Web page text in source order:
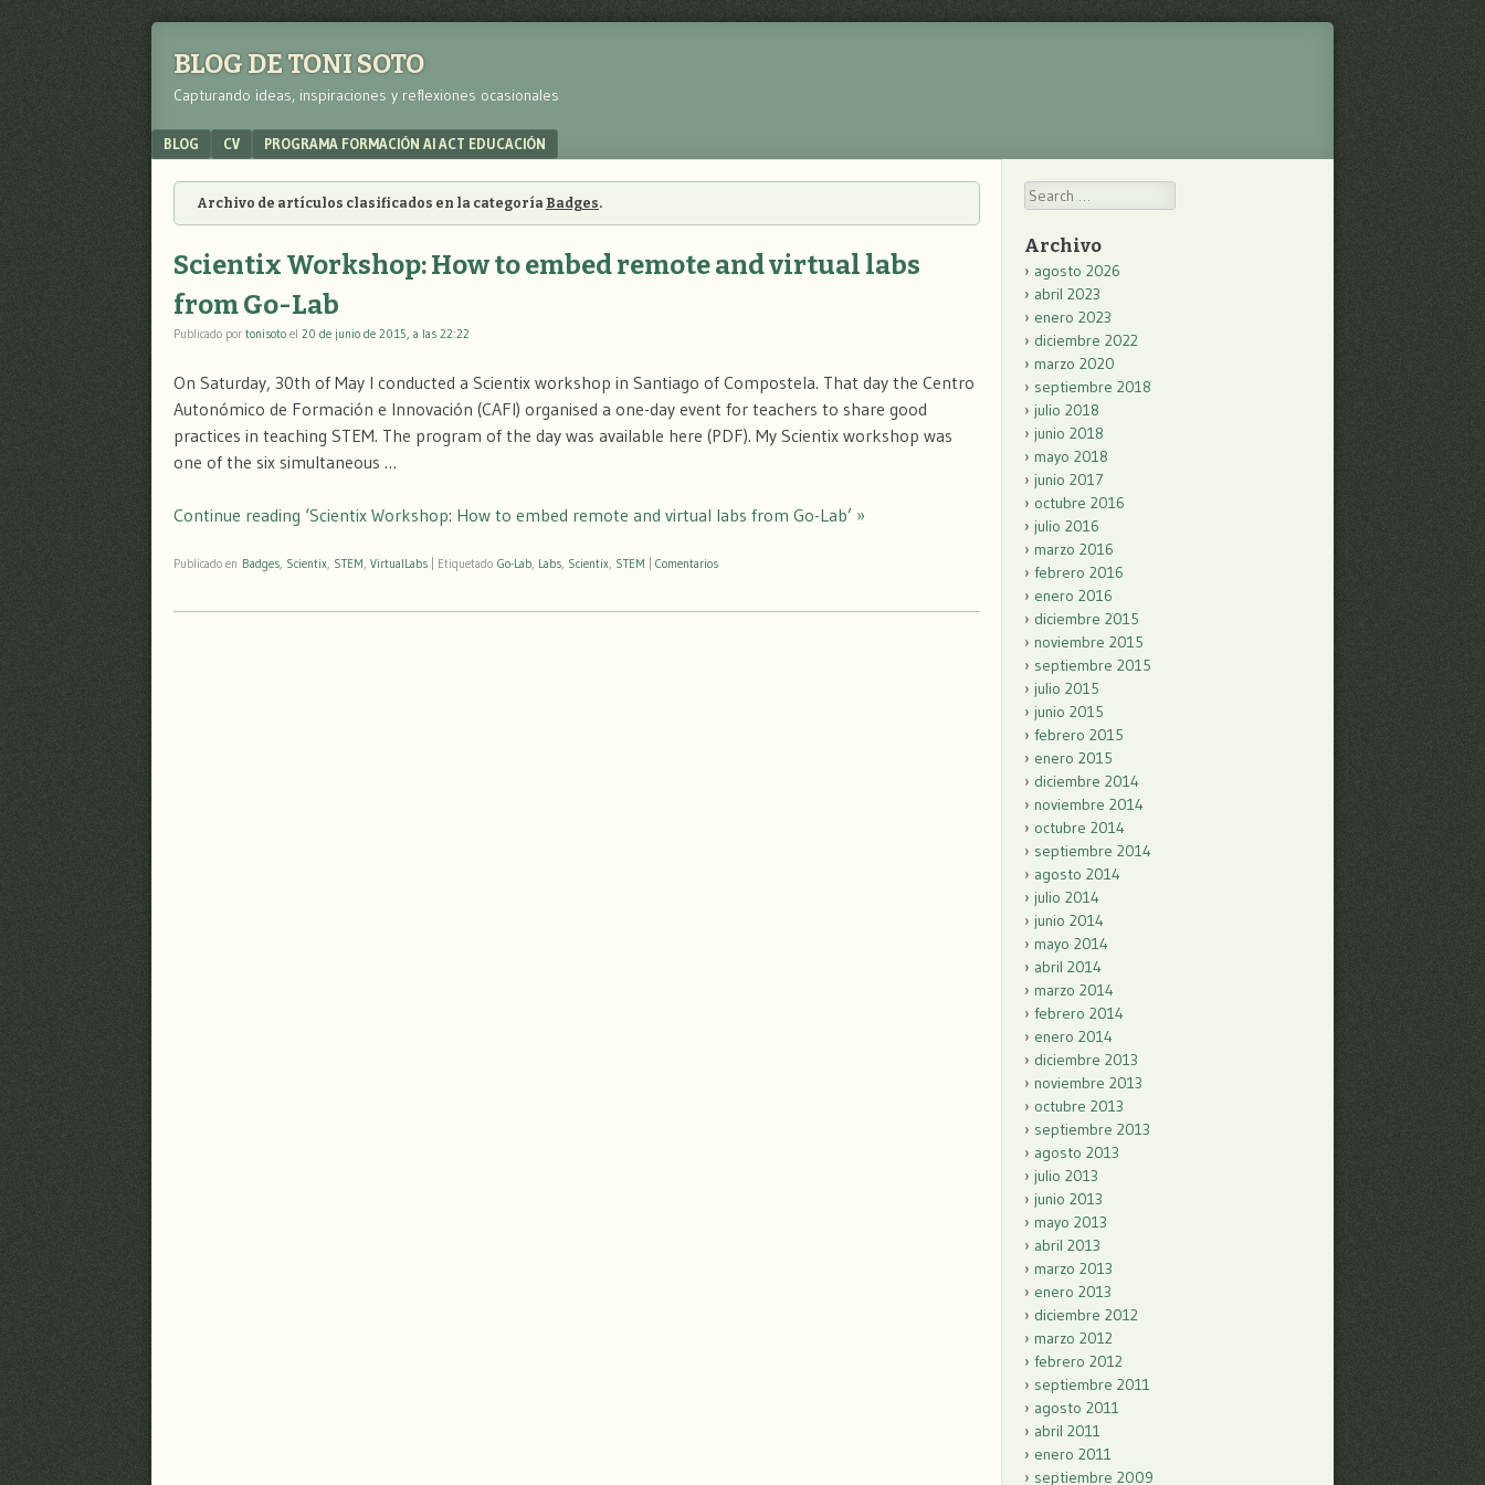
BLOG DE TONI SOTO
Capturando ideas, inspiraciones y reflexiones ocasionales
Menu
SKIP TO CONTENT
BLOG CV PROGRAMA FORMACIÓN AI ACT EDUCACIÓN
Archivo de artículos clasificados en la categoría Badges.
Scientix Workshop: How to embed remote and virtual labs
from Go-Lab
Publicado por tonisoto el 20 de junio de 2015, a las 22:22
On Saturday, 30th of May I conducted a Scientix workshop in Santiago of Compostela. That day the Centro
Autonómico de Formación e Innovación (CAFI) organised a one-day event for teachers to share good
practices in teaching STEM. The program of the day was available here (PDF). My Scientix workshop was
one of the six simultaneous …
Continue reading ‘Scientix Workshop: How to embed remote and virtual labs from Go-Lab’ »
Publicado en Badges, Scientix, STEM, VirtualLabs Etiquetado Go-Lab, Labs, Scientix, STEM Comentarios
Search
Archivo
agosto 2026
abril 2023
enero 2023
diciembre 2022
marzo 2020
septiembre 2018
julio 2018
junio 2018
mayo 2018
junio 2017
octubre 2016
julio 2016
marzo 2016
febrero 2016
enero 2016
diciembre 2015
noviembre 2015
septiembre 2015
julio 2015
junio 2015
febrero 2015
enero 2015
diciembre 2014
noviembre 2014
octubre 2014
septiembre 2014
agosto 2014
julio 2014
junio 2014
mayo 2014
abril 2014
marzo 2014
febrero 2014
enero 2014
diciembre 2013
noviembre 2013
octubre 2013
septiembre 2013
agosto 2013
julio 2013
junio 2013
mayo 2013
abril 2013
marzo 2013
enero 2013
diciembre 2012
marzo 2012
febrero 2012
septiembre 2011
agosto 2011
abril 2011
enero 2011
septiembre 2009